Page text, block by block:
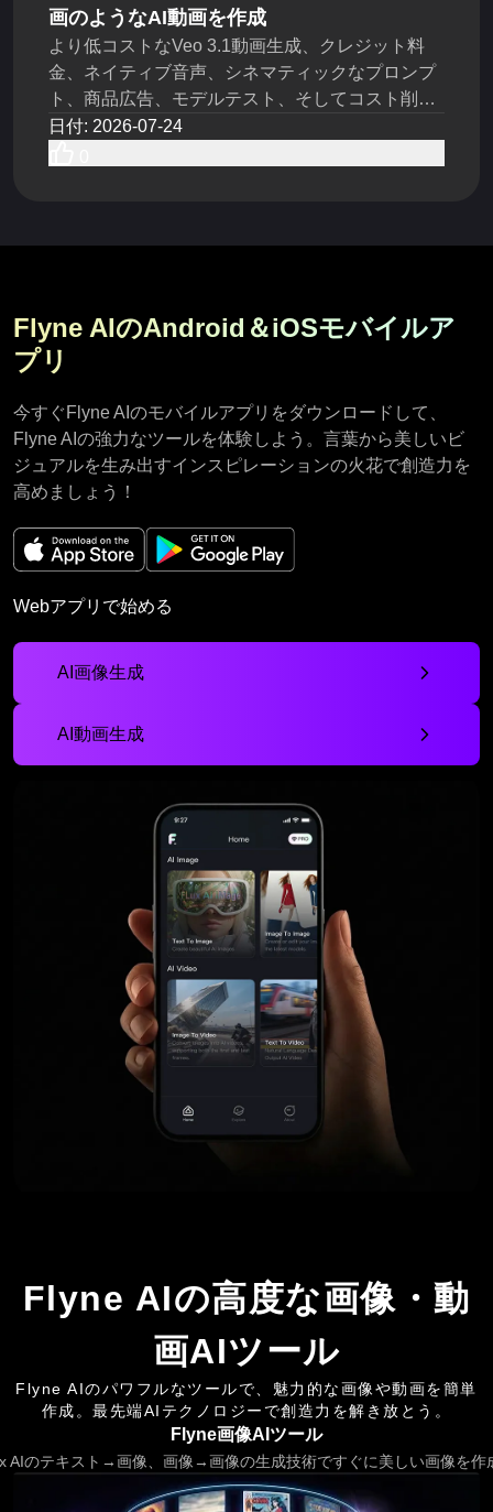
画のようなAI動画を作成
より低コストなVeo 3.1動画生成、クレジット料
金、ネイティブ音声、シネマティックなプロンプ
ト、商品広告、モデルテスト、そしてコスト削減
の手順について、Flyne AIをレビューします。
日付: 2026-07-24
Flyne AIのAndroid＆iOSモバイルア
プリ
今すぐFlyne AIのモバイルアプリをダウンロードして、
Flyne AIの強力なツールを体験しよう。言葉から美しいビ
ジュアルを生み出すインスピレーションの火花で創造力を
高めましょう！
Webアプリで始める
AI画像生成
AI動画生成
Flyne AIの高度な画像・動
画AIツール
Flyne AIのパワフルなツールで、魅力的な画像や動画を簡単
作成。最先端AIテクノロジーで創造力を解き放とう。
Flyne画像AIツール
AIのテキスト→画像、画像→画像の生成技術ですぐに美しい画像を作